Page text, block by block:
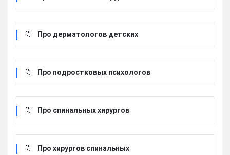
Про дерматологов детских
Про подростковых психологов
Про спинальных хирургов
Про хирургов cпинальных